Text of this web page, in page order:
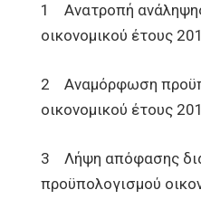
1 Ανατροπή
οικονομικού έτους
2 Αναμόρφωση
οικονομικού έτους
3 Λήψη απόφασης
προϋπολογισμού